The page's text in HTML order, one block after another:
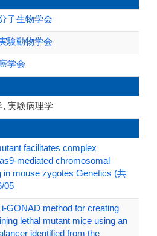
子生物学会
験動物学会
学会
, 実験病理学
facilitates complex
mediated chromosomal
in mouse zygotes Genetics (共
05
GONAD method for creating
lethal mutant mice using an
identified from the